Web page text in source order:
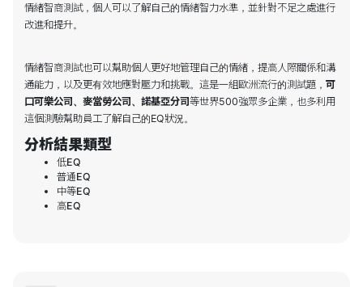
情緒智商測試，個人可以了解自己的情緒智力水準，並針對不足之處進行
改進和提升。
情緒智商測試也可以幫助個人更好地管理自己的情緒，提高人際關係和溝
通能力，以及更有效地應對壓力和挑戰。這是一組歐洲流行的測試題，可
口可樂公司、麥當勞公司、諾基亞分司等世界500強眾多企業，也多利用
這個測驗幫助員工了解自己的EQ狀況。
分析結果類型
低EQ
普通EQ
中等EQ
高EQ